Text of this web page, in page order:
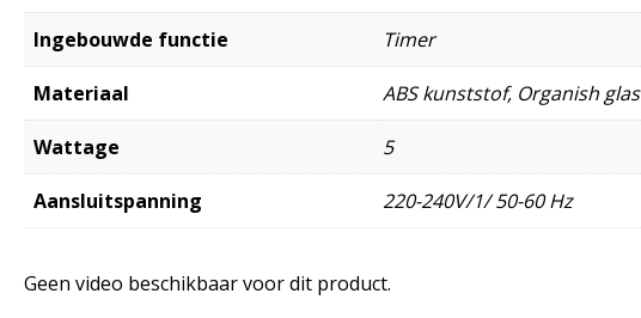
Ingebouwde functie Timer
Materiaal ABS kunststof, Organish glas
Wattage 5
Aansluitspanning 220-240V/1/ 50-60 Hz
Geen video beschikbaar voor dit product.